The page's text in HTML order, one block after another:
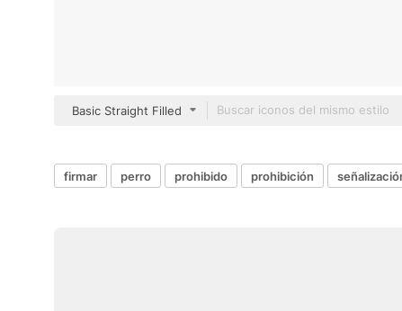
Basic Straight Filled
firmar perro prohibido prohibición